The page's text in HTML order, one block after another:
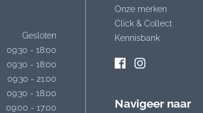
Gesloten
09:30 - 18:00
09:30 - 18:00
09:30 - 21:00
09:30 - 18:00
09:00 - 17:00
Onze merken
Click & Collect
Kennisbank
Navigeer naar